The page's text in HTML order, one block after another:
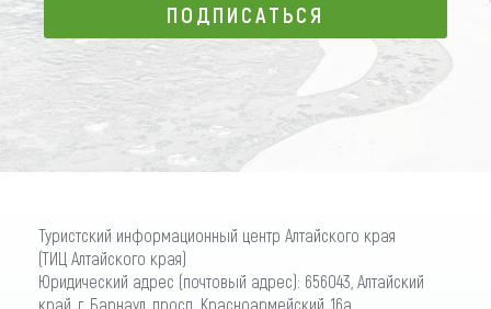
ПОДПИСАТЬСЯ
ПОДПИСАТЬСЯ
Туристский информационный центр Алтайского края
(ТИЦ Алтайского края)
Юридический адрес (почтовый адрес): 656043, Алтайский
край, г. Барнаул, просп. Красноармейский, 16а